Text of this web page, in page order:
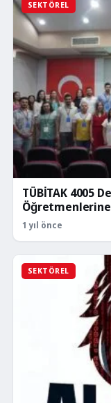
SEKTÖREL
TÜBİTAK 4005
1 yıl önce
SEKTÖREL